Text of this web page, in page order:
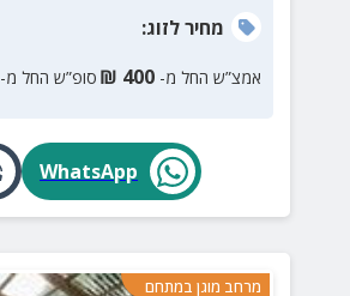
מחירלזוג:
אמצ”ש החל מ- 400
₪ סופ”ש החל מ-
WhatsApp
מרחב מוגן במתחם